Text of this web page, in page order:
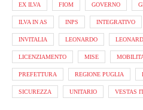
EX ILVA FIOM GOVERNO
ILVA IN AS INPS INTEGRATIVO
INVITALIA LEONARDO
LICENZIAMENTO MISE
PREFETTURA REGIONE PUGLIA
SICUREZZA UNITARIO VESTAS